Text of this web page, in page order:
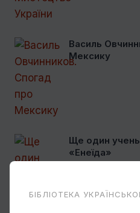
Василь
Мексику
Ще один учень
«Енеїда»
БІБЛІОТЕКА